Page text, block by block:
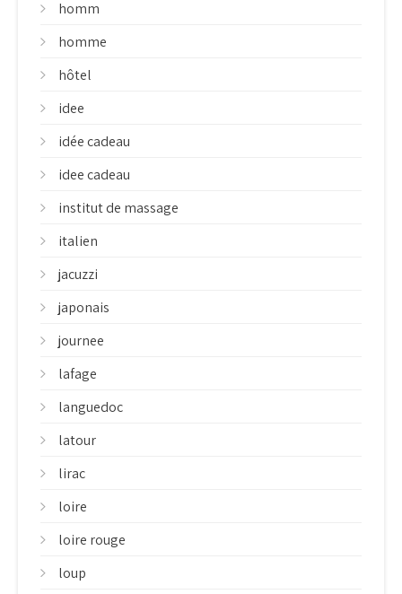
homm
homme
hôtel
idee
idée cadeau
idee cadeau
institut de massage
italien
jacuzzi
japonais
journee
lafage
languedoc
latour
lirac
loire
loire rouge
loup